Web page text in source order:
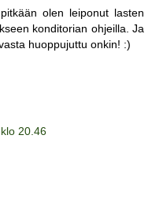
olen leiponut lasten
konditorian ohjeilla. Ja
huoppujuttu onkin! :)
20.46